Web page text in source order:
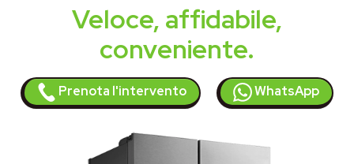
Veloce, affidabile,
conveniente.
Prenota l'intervento WhatsApp